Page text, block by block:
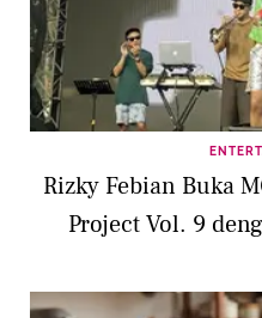
Rizky Febian Buka
Project Vol. 9